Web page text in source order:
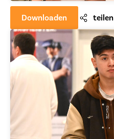
Downloaden teilen